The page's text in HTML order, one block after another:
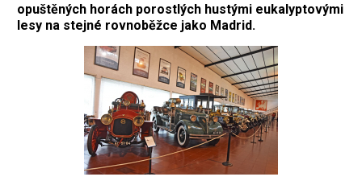
opuštěných horách porostlých hustými eukalyptovými
lesy na stejné rovnoběžce jako Madrid.